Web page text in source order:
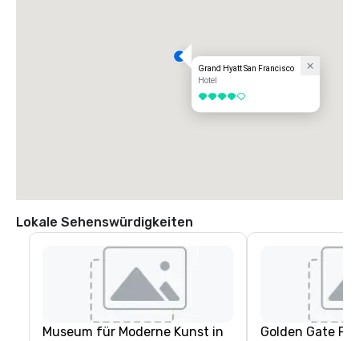
Grand Hyatt San Francisco
Hotel
4 von 5
Lokale Sehenswürdigkeiten
Museum für Moderne Kunst in
Golden Gate